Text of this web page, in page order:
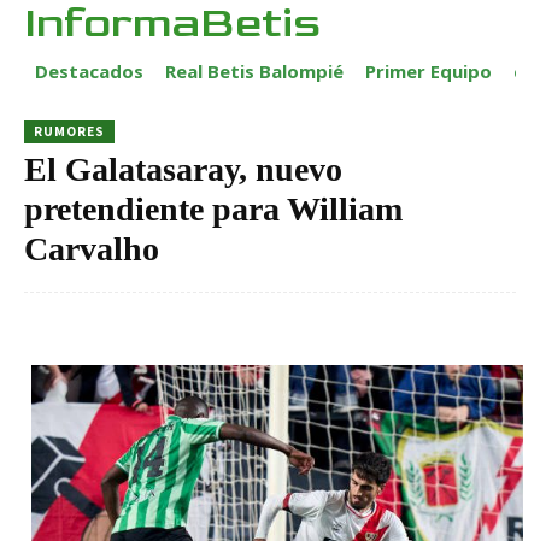
InformaBetis
Destacados Real Betis Balompié Primer Equipo
RUMORES
El Galatasaray, nuevo
pretendiente para William
Carvalho